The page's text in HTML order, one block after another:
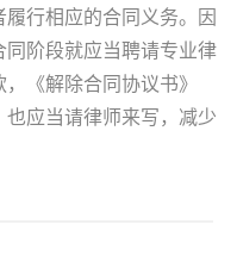
行相应的合同义务。因
阶段就应当聘请专业律
《解除合同协议书》
也应当请律师来写，减少